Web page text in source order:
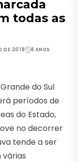
todas as
DE 2018 8 ANOS
do Sul
períodos de
do Estado,
no decorrer
tende a ser
várias